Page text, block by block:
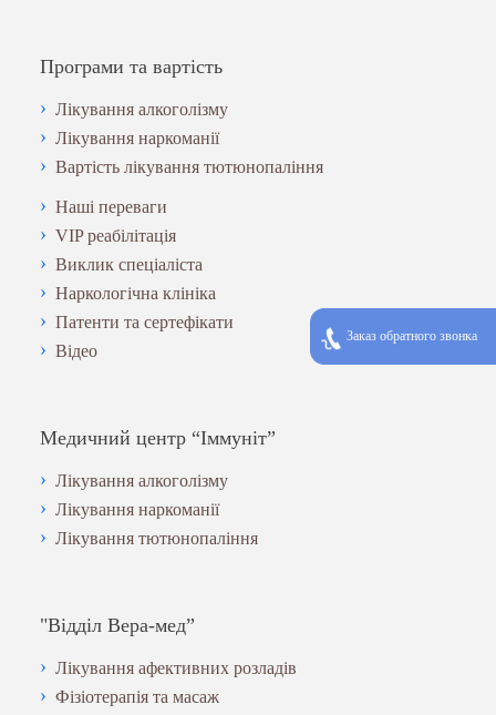
Заказ обратного звонка
Програми та вартість
Лікування алкоголізму
Лікування наркоманії
Вартість лікування тютюнопаління
Наші переваги
VIP реабілітація
Виклик спеціаліста
Наркологічна клініка
Патенти та сертефікати
Відео
Медичний центр “Іммуніт”
Лікування алкоголізму
Лікування наркоманії
Лікування тютюнопаління
"Відділ Вера-мед”
Лікування афективних розладів
Фізіотерапія та масаж